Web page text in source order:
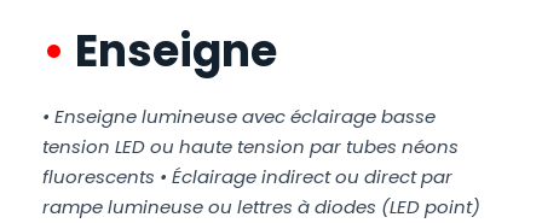
• Enseigne
• Enseigne lumineuse avec éclairage basse
tension LED ou haute tension par tubes néons
fluorescents • Éclairage indirect ou direct par
rampe lumineuse ou lettres à diodes (LED point)